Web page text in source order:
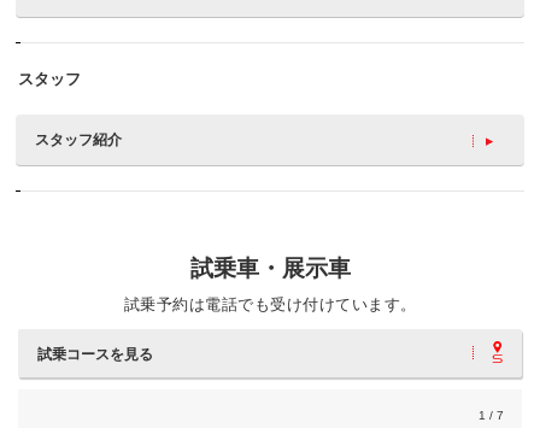
スタッフ
スタッフ紹介
試乗車・展示車
試乗予約は電話でも受け付けています。
試乗コースを見る
1 / 7